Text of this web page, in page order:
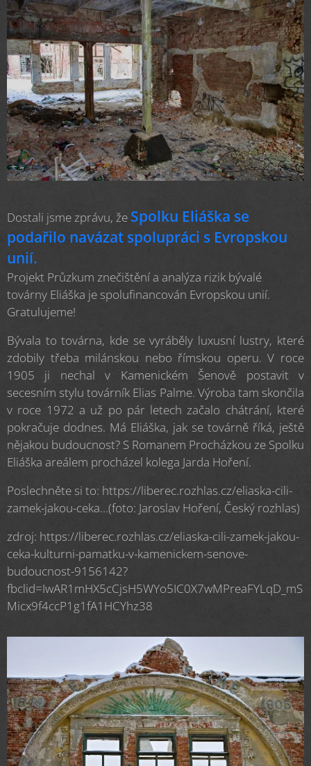
Dostali jsme zprávu, že Spolku Eliáška se
podařilo navázat spolupráci s Evropskou
unií.
Projekt Průzkum znečištění a analýza rizik bývalé
továrny Eliáška je spolufinancován Evropskou unií.
Gratulujeme!
Bývala to továrna, kde se vyráběly luxusní lustry, které
zdobily třeba milánskou nebo římskou operu. V roce
1905 ji nechal v Kamenickém Šenově postavit v
secesním stylu továrník Elias Palme. Výroba tam skončila
v roce 1972 a už po pár letech začalo chátrání, které
pokračuje dodnes. Má Eliáška, jak se továrně říká, ještě
nějakou budoucnost? S Romanem Procházkou ze Spolku
Eliáška areálem procházel kolega Jarda Hoření.
Poslechněte si to: https://liberec.rozhlas.cz/eliaska-cili-
zamek-jakou-ceka...(foto: Jaroslav Hoření, Český rozhlas)
zdroj: https://liberec.rozhlas.cz/eliaska-cili-zamek-jakou-
ceka-kulturni-pamatku-v-kamenickem-senove-
budoucnost-9156142?
fbclid=IwAR1mHX5cCjsH5WYo5IC0X7wMPreaFYLqD_mS
Micx9f4ccP1g1fA1HCYhz38